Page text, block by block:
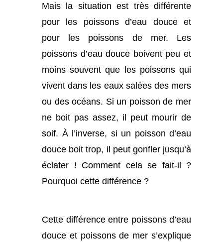
Mais la situation est très différente
pour les poissons d’eau douce et
pour les poissons de mer. Les
poissons d’eau douce boivent peu et
moins souvent que les poissons qui
vivent dans les eaux salées des mers
ou des océans. Si un poisson de mer
ne boit pas assez, il peut mourir de
soif. À l’inverse, si un poisson d’eau
douce boit trop, il peut gonfler jusqu’à
éclater ! Comment cela se fait-il ?
Pourquoi cette différence ?
Cette différence entre poissons d’eau
douce et poissons de mer s’explique